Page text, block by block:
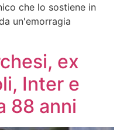
che lo sostiene in
un'emorragia
ex
Inter e
88 anni